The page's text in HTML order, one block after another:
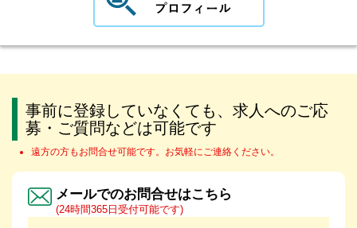
事前に登録していなくても、求人へのご応
募・ご質問などは可能です
遠方の方もお問合せ可能です。お気軽にご連絡ください。
メールでのお問合せはこちら
(24時間365日受付可能です)